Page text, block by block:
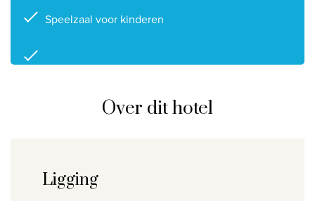
Speelzaal voor kinderen
Over dit hotel
Ligging